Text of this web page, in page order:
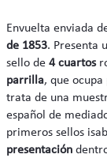
Envuelta enviada
de 1853. Presenta
sello de 4 cuartos
parrilla, que
trata de una
español de
primeros sellos
presentación